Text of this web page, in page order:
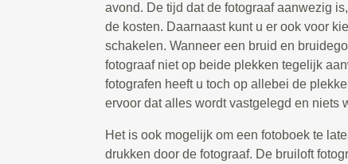
avond. De tijd dat de fotograaf aanwezig
de kosten. Daarnaast kunt u er ook voor
schakelen. Wanneer een bruid en
fotograaf niet op beide plekken tegelijk
fotografen heeft u toch op allebei de
ervoor dat alles wordt vastgelegd en niets
Het is ook mogelijk om een fotoboek te
drukken door de fotograaf. De bruiloft